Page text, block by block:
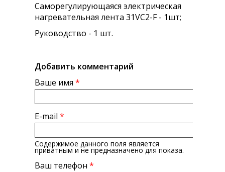
Саморегулирующаяся электрическая
нагревательная лента 31VC2-F - 1шт;
Руководство - 1 шт.
Добавить комментарий
Ваше имя *
E-mail *
Содержимое данного поля является
приватным и не предназначено для показа.
Ваш телефон *